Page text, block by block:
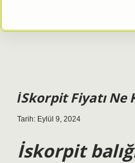
İSkorpit Fiyatı Ne
Tarih: Eylül 9, 2024
İskorpit